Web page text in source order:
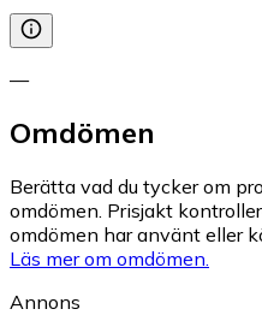
—
Omdömen
Berätta vad du tycker om
omdömen. Prisjakt
omdömen har använt eller
Läs mer om omdömen.
Annons